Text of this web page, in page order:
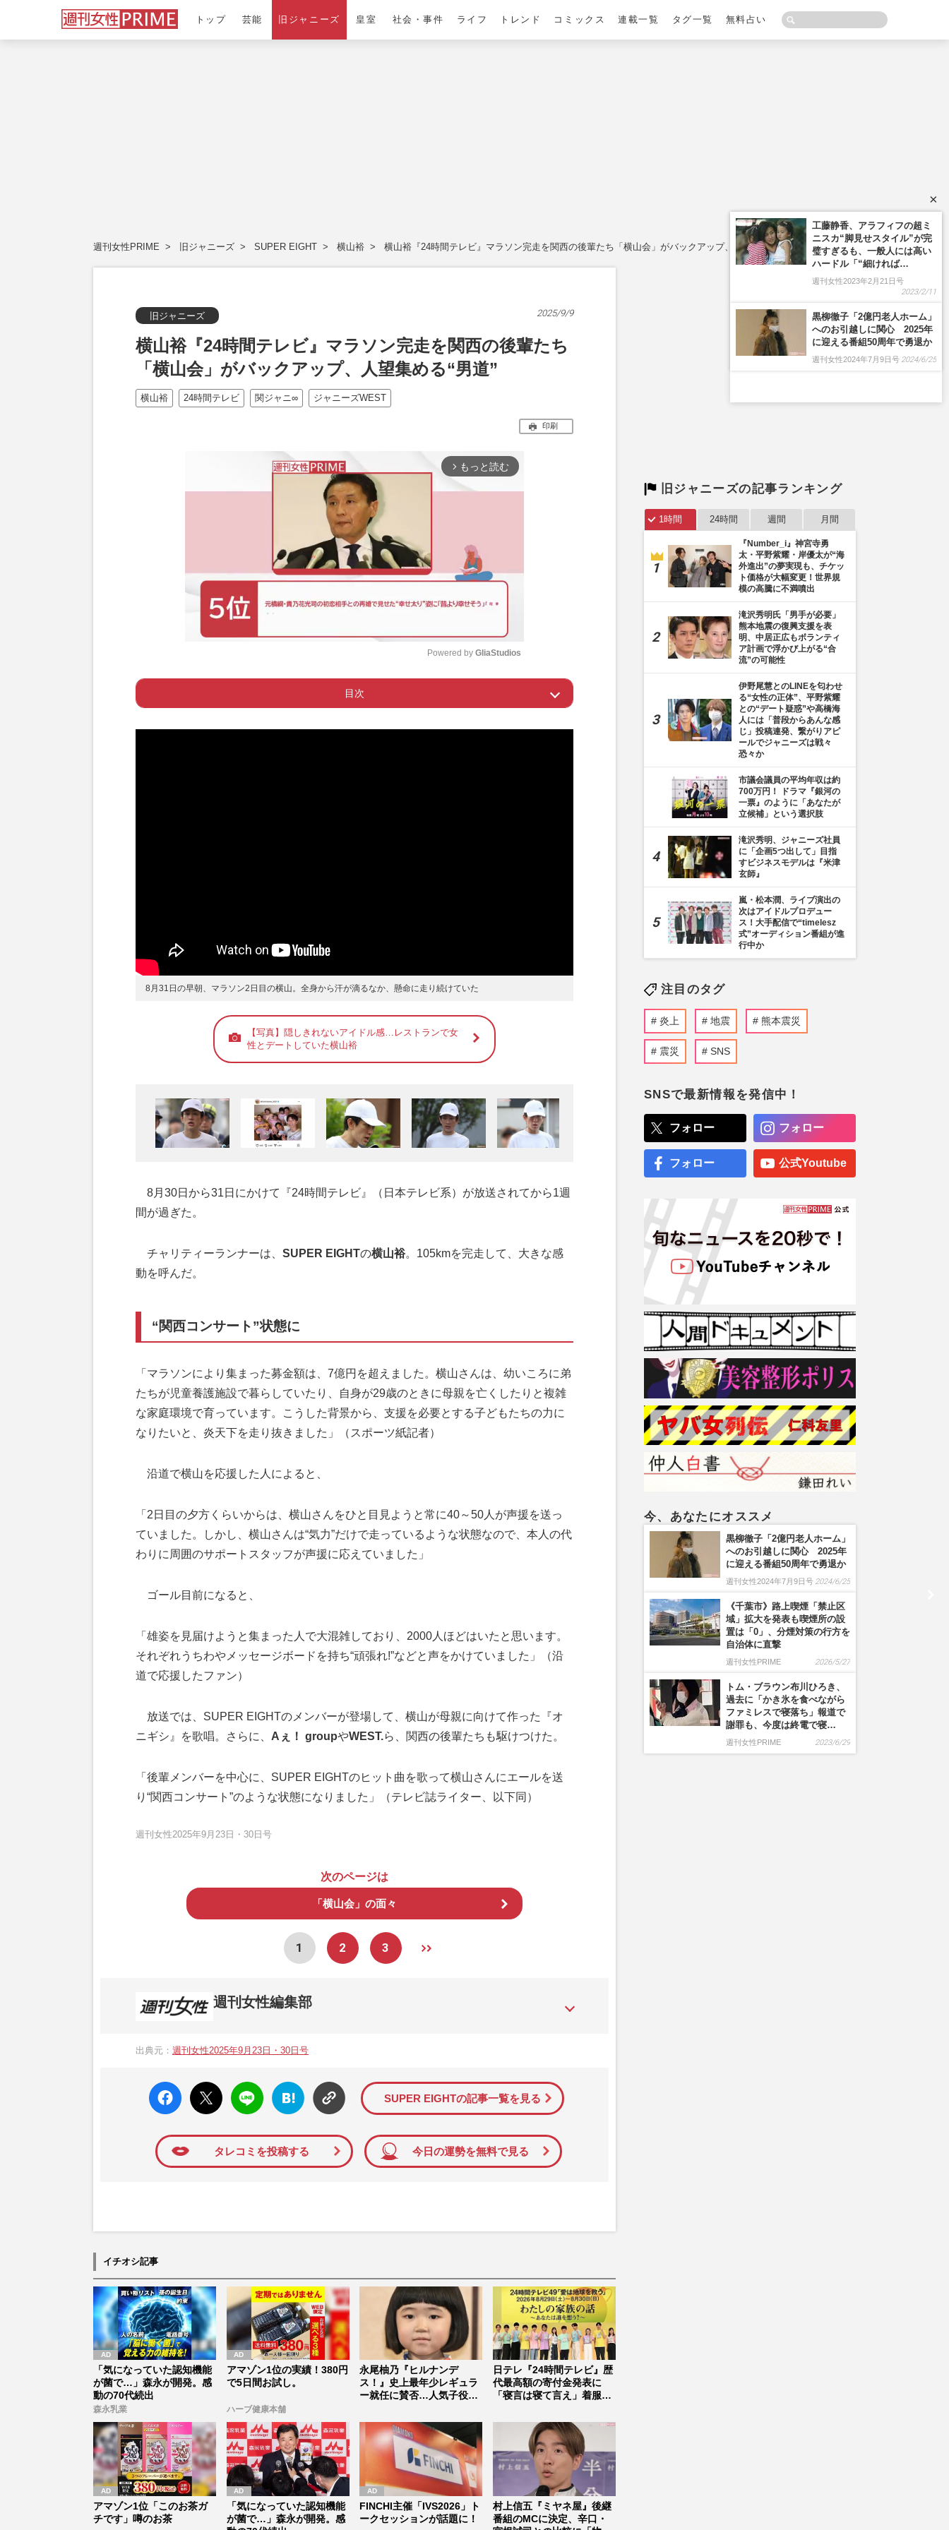
トップ 芸能 旧ジャニーズ 皇室 社会・事件 ライフ トレンド コミックス 連載一覧 タグ一覧 無料占い
週刊女性PRIME 旧ジャニーズ SUPER EIGHT 横山裕 横山裕『24時間テレビ』マラソン完走を関西の後輩たち「横山会」がバックアップ、人望集める“男道”
旧ジャニーズ 2025/9/9
横山裕『24時間テレビ』マラソン完走を関西の後輩たち
「横山会」がバックアップ、人望集める“男道”
横山裕 24時間テレビ 関ジャニ∞ ジャニーズWEST
印刷
arrow_forward_ios もっと読む
t
Powered by GliaStudios
目次
Page 1 ー “関西コンサート”状態に
8月31日の早朝、マラソン2日目の横山。全身から汗が滴るなか、懸命に走り続けていた
【写真】隠しきれないアイドル感…レストランで女
性とデートしていた横山裕
8月30日から31日にかけて『24時間テレビ』（日本テレビ系）が放送されてから1週
間が過ぎた。
チャリティーランナーは、 SUPER EIGHTの横山裕。105kmを完走して、大きな感
動を呼んだ。
“関西コンサート”状態に
「マラソンにより集まった募金額は、7億円を超えました。横山さんは、幼いころに弟
たちが児童養護施設で暮らしていたり、自身が29歳のときに母親を亡くしたりと複雑
な家庭環境で育っています。こうした背景から、支援を必要とする子どもたちの力に
なりたいと、炎天下を走り抜きました」（スポーツ紙記者）
沿道で横山を応援した人によると、
「2日目の夕方くらいからは、横山さんをひと目見ようと常に40～50人が声援を送っ
ていました。しかし、横山さんは“気力”だけで走っているような状態なので、本人の代
わりに周囲のサポートスタッフが声援に応えていました」
ゴール目前になると、
「雄姿を見届けようと集まった人で大混雑しており、2000人ほどはいたと思います。
それぞれうちわやメッセージボードを持ち“頑張れ!”などと声をかけていました」（沿
道で応援したファン）
放送では、SUPER EIGHTのメンバーが登場して、横山が母親に向けて作った『オ
ニギシ』を歌唱。さらに、 Aぇ！ groupやWEST.ら、関西の後輩たちも駆けつけた。
「後輩メンバーを中心に、SUPER EIGHTのヒット曲を歌って横山さんにエールを送
り“関西コンサート”のような状態になりました」（テレビ誌ライター、以下同）
週刊女性2025年9月23日・30日号
次のページは
「横山会」の面々
1 2 3
週刊女性編集部
母”が抱える400万円超の“借金トラブル”」報道をスクープ。この一報から約2か月後、宮内庁は結婚延期を
出典元： 週刊女性2025年9月23日・30日号
faceboo
k いい
ね
X ポス
ト
LINE
はてな
ブック
マーク
SUPER EIGHTの記事一覧を見る
タレコミを投稿する 今日の運勢を無料で見る
イチオシ記事
「気になっていた認知機能
が菌で…」森永が開発。感
動の70代続出
森永乳業
アマゾン1位の実績！380円
で5日間お試し。
ハーブ健康本舗
永尾柚乃『ヒルナンデ
ス！』史上最年少レギュラ
ー就任に賛否…人気子役の
日テレ『24時間テレビ』歴
代最高額の寄付金発表に
「寝言は寝て言え」着服事
アマゾン1位「このお茶ガ
チです」噂のお茶
「気になっていた認知機能
が菌で…」森永が開発。感
FINCHI主催「IVS2026」ト
ークセッションが話題に！
村上信五『ミヤネ屋』後継
番組のMCに決定、辛口・
旧ジャニーズの記事ランキング
1時間 24時間 週間 月間
『Number_i』神宮寺勇
太・平野紫耀・岸優太が“海
外進出”の夢実現も、チケッ
ト価格が大幅変更！世界規
模の高騰に不満噴出
滝沢秀明氏「男手が必要」
熊本地震の復興支援を表
明、中居正広もボランティ
ア計画で浮かび上がる“合
流”の可能性
伊野尾慧とのLINEを匂わせ
る“女性の正体”、平野紫耀
との“デート疑惑”や高橋海
人には「普段からあんな感
じ」投稿連発、繋がりアピ
ールでジャニーズは戦々
恐々か
市議会議員の平均年収は約
700万円！ ドラマ『銀河の
一票』のように「あなたが
立候補」という選択肢
滝沢秀明、ジャニーズ社員
に「企画5つ出して」目指
すビジネスモデルは『米津
玄師』
嵐・松本潤、ライブ演出の
次はアイドルプロデュー
ス！大手配信で“timelesz
式”オーディション番組が進
行中か
注目のタグ
炎上 地震 熊本震災
震災 SNS
SNSで最新情報を発信中！
フォロー フォロー
フォロー 公式Youtube
今、あなたにオススメ
黒柳徹子「2億円老人ホーム」
へのお引越しに関心 2025年
に迎える番組50周年で勇退か
週刊女性2024年7月9日号 2024/6/25
《千葉市》路上喫煙「禁止区
域」拡大を発表も喫煙所の設
置は「0」、分煙対策の行方を
自治体に直撃
週刊女性PRIME 2026/5/27
トム・ブラウン布川ひろき、
過去に「かき氷を食べながら
ファミレスで寝落ち」報道で
謝罪も、今度は終電で寝…
週刊女性PRIME 2023/6/29
×